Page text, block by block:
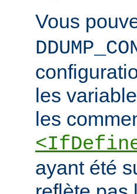
Vous
les
les
ayant été